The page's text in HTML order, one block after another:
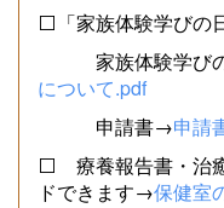
⬜「家族体験学び
家族体験学びの
について.pdf
申請書→申請
⬜ 療養報告書・治
ドできます→保健室